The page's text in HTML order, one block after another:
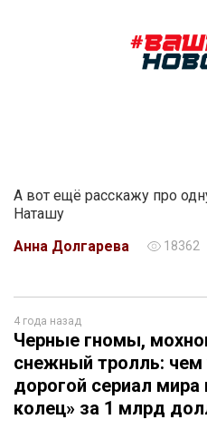
А вот ещё расскажу про
Наташу
Анна Долгарева
18362
4 года назад
Черные гномы,
снежный тролль:
дорогой сериал мира
колец» за 1 млрд